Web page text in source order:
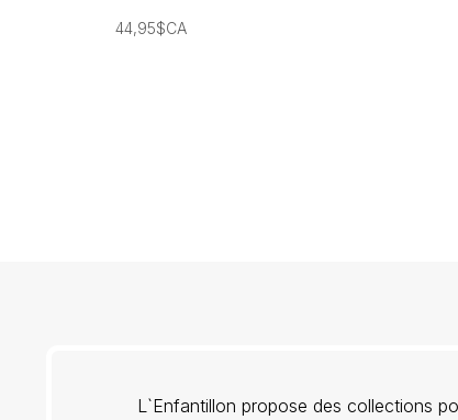
44,95$CA
L`Enfantillon propose des collections